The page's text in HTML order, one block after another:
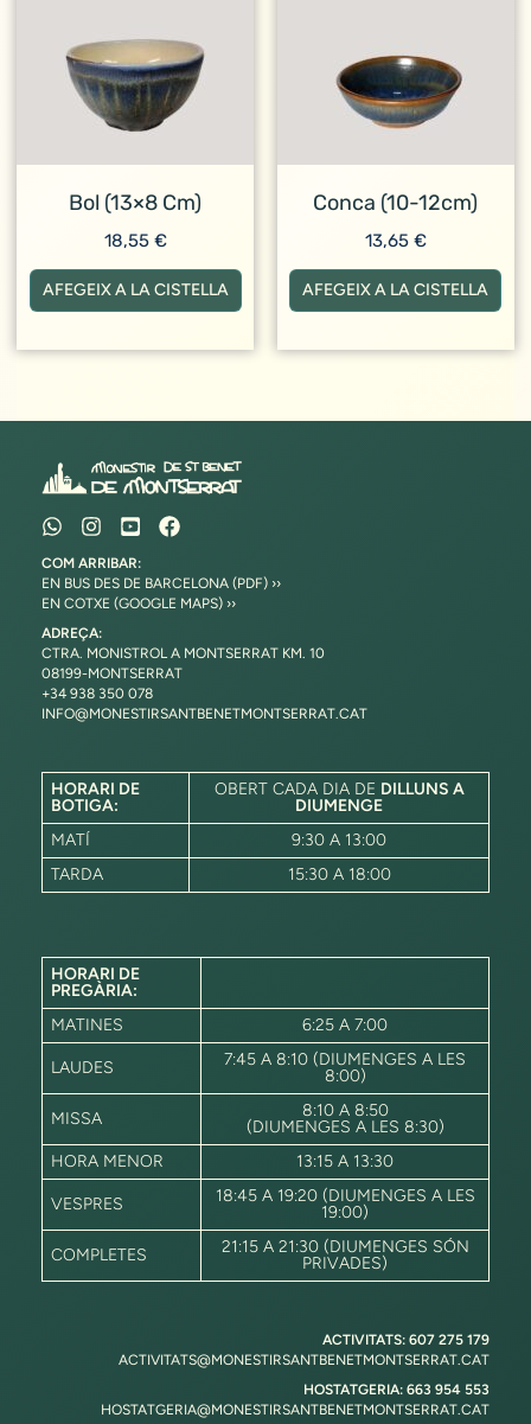
Bol (13×8 Cm)
18,55 €
AFEGEIX A LA CISTELLA
Conca (10-12cm)
13,65 €
AFEGEIX A LA CISTELLA
COM ARRIBAR:
EN BUS DES DE BARCELONA (PDF) ››
EN COTXE (GOOGLE MAPS) ››
ADREÇA:
CTRA. MONISTROL A MONTSERRAT KM. 10
08199-MONTSERRAT
+34 938 350 078
INFO@MONESTIRSANTBENETMONTSERRAT.CAT
HORARI DE
BOTIGA:
OBERT CADA DIA DE DILLUNS A
DIUMENGE
MATÍ
9:30 A 13:00
TARDA
15:30 A 18:00
HORARI DE
PREGÀRIA:
MATINES
6:25 A 7:00
LAUDES
7:45 A 8:10 (DIUMENGES A LES
8:00)
MISSA
8:10 A 8:50
(DIUMENGES A LES 8:30)
HORA MENOR
13:15 A 13:30
VESPRES
18:45 A 19:20 (DIUMENGES A LES
19:00)
COMPLETES
21:15 A 21:30 (DIUMENGES SÓN
PRIVADES)
ACTIVITATS: 607 275 179
ACTIVITATS@MONESTIRSANTBENETMONTSERRAT.CAT
HOSTATGERIA: 663 954 553
HOSTATGERIA@MONESTIRSANTBENETMONTSERRAT.CAT